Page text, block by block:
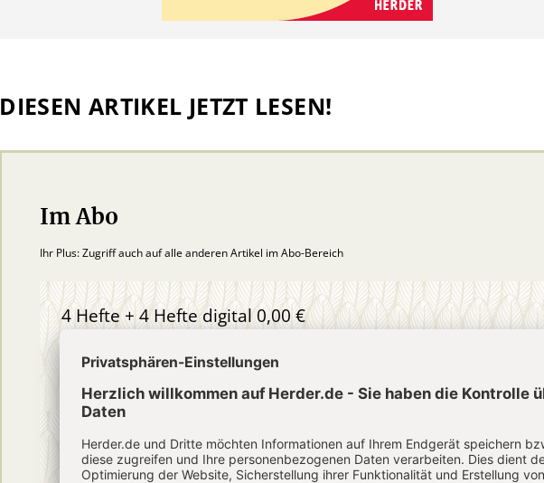
DIESEN ARTIKEL JETZT LESEN!
Im Abo
Ihr Plus: Zugriff auch auf alle anderen Artikel im Abo-Bereich
4 Hefte + 4 Hefte digital 0,00 €
inkl. MwSt., zzgl. 27,30 € Versand (D)
IM ABO IM DIGITAL-ABO